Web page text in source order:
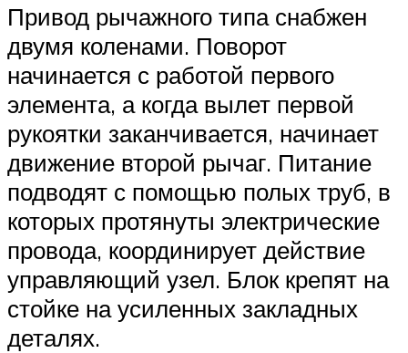
Привод рычажного типа снабжен
двумя коленами. Поворот
начинается с работой первого
элемента, а когда вылет первой
рукоятки заканчивается, начинает
движение второй рычаг. Питание
подводят с помощью полых труб, в
которых протянуты электрические
провода, координирует действие
управляющий узел. Блок крепят на
стойке на усиленных закладных
деталях.